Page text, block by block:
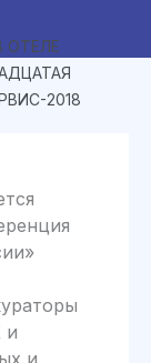
ОТЕЛЕ
2018
и
и